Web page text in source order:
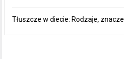
Tłuszcze w diecie: Rodzaje,